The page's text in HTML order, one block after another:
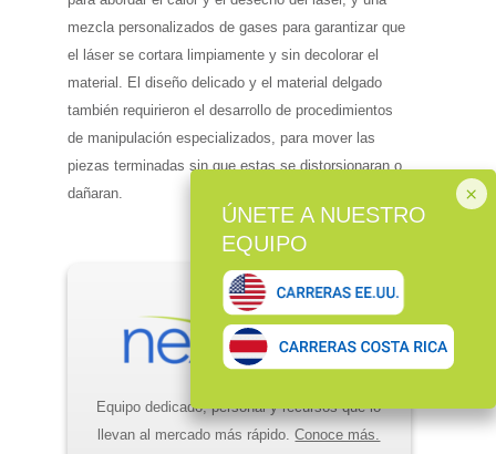
mezcla personalizados de gases para garantizar que
el láser se cortara limpiamente y sin decolorar el
material. El diseño delicado y el material delgado
también requirieron el desarrollo de procedimientos
de manipulación especializados, para mover las
piezas terminadas sin que estas se distorsionaran o
dañaran.
Equipo dedicado, personal y recursos que lo
llevan al mercado más rápido.Conoce más.